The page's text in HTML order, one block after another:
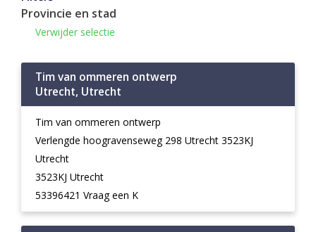
Provincie en stad
Verwijder selectie
Tim van ommeren ontwerp
Utrecht, Utrecht
Tim van ommeren ontwerp
Verlengde hoogravenseweg 298 Utrecht 3523KJ
Utrecht
3523KJ Utrecht
53396421 Vraag een K